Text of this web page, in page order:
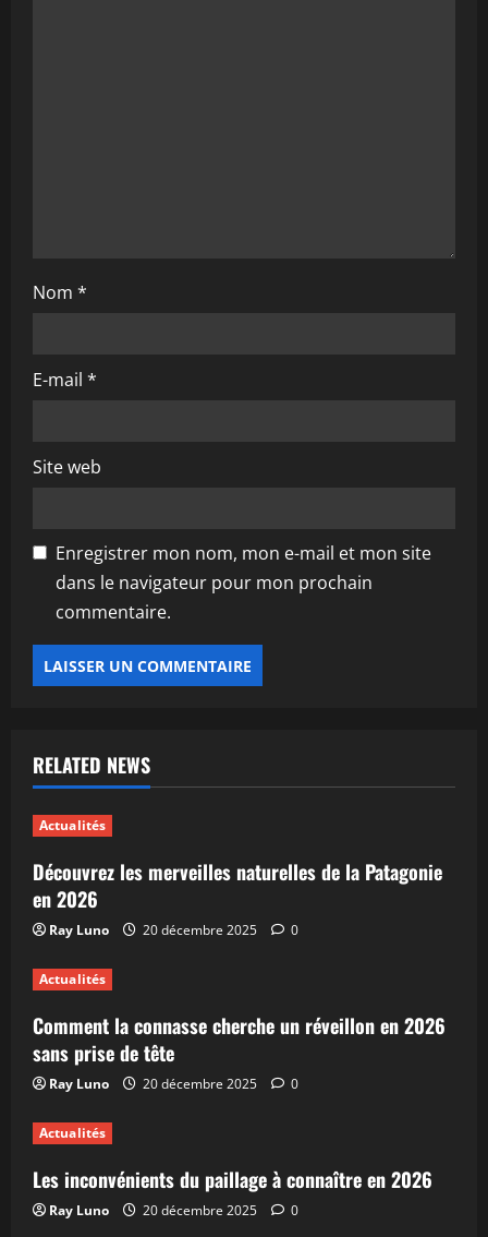
Nom *
E-mail *
Site web
Enregistrer mon nom, mon e-mail et mon site
dans le navigateur pour mon prochain
commentaire.
RELATED NEWS
Actualités
Découvrez les merveilles naturelles de la Patagonie
en 2026
Ray Luno 20 décembre 2025 0
Actualités
Comment la connasse cherche un réveillon en 2026
sans prise de tête
Ray Luno 20 décembre 2025 0
Actualités
Les inconvénients du paillage à connaître en 2026
Ray Luno 20 décembre 2025 0